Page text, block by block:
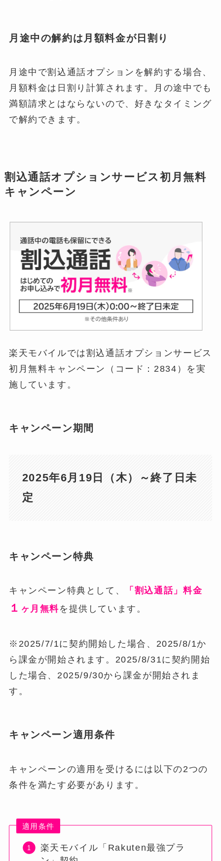
月途中の解約は月額料金が日割り
月途中で割込通話オプションを解約する場合、
月額料金は日割り計算されます。月の途中でも
満額請求とはならないので、好きなタイミング
で解約できます。
割込通話オプションサービス初月無料
キャンペーン
楽天モバイルでは割込通話オプションサービス
初月無料キャンペーン（コード：2834）を実
施しています。
キャンペーン期間
2025年6月19日（木）～終了日未
定
キャンペーン特典
キャンペーン特典として、 「割込通話」料金
１ ヶ月無料を提供しています。
※2025/7/1に契約開始した場合、2025/8/1か
ら課金が開始されます。2025/8/31に契約開始
した場合、2025/9/30から課金が開始されま
す。
キャンペーン適用条件
キャンペーンの適用を受けるには以下の2つの
条件を満たす必要があります。
適用条件
楽天モバイル「Rakuten最強プラ